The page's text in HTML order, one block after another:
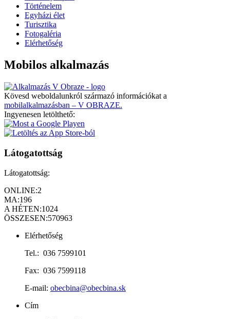
Történelem
Egyházi élet
Turisztika
Fotogaléria
Elérhetőség
Mobilos alkalmazás
Kövesd weboldalunkról származó információkat a
mobilalkalmazásban – V OBRAZE.
Ingyenesen letölthető:
Látogatottság
Látogatottság:
ONLINE:2
MA:196
A HÉTEN:1024
ÖSSZESEN:570963
Elérhetőség
Tel.: 036 7599101
Fax: 036 7599118
E-mail: obecbina@obecbina.sk
Cím